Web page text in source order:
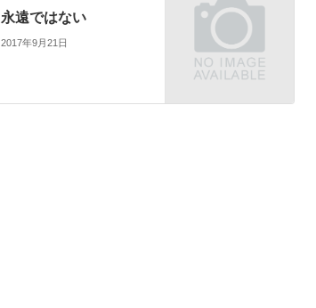
永遠ではない
2017年9月21日